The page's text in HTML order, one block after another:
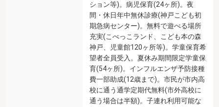
ション等)。病児保育(24ヶ所)。夜
間・休日年中無休診療(神戸こども初
期急病センター)。無料で遊べる場所
充実(こべっこランド、こども本の森
神戸、児童館120ヶ所等)。学童保育希
望者全員受入。夏休み期間限定学童保
育(54ヶ所)。インフルエンザ予防接種
費一部助成(12歳まで)。市民が市内高
校に通う通学定期代無料(市外高校に
通う場合は半額)。子連れ利用可能な